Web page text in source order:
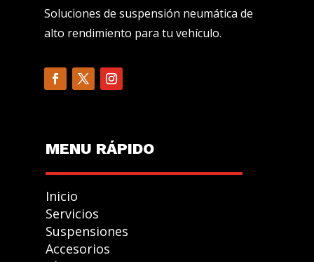
Soluciones de suspensión neumática de
alto rendimiento para tu vehículo.
MENU RÁPIDO
Inicio
Servicios
Suspensiones
Accesorios